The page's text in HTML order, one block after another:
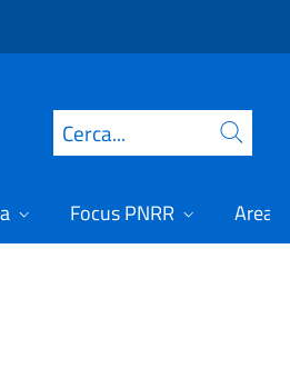
Cerca
Focus PNRR Area